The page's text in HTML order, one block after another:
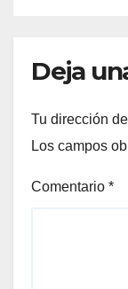
Deja
Tu dirección
Los campos
Comentario *